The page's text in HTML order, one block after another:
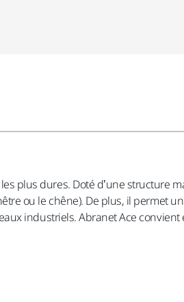
plus dures. Doté d’une structure
ou le chêne). De plus, il permet
industriels. Abranet Ace